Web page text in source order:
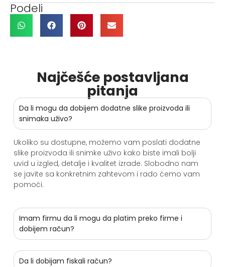
Podeli
Najčešće postavljana
pitanja
Da li mogu da dobijem dodatne slike proizvoda ili
snimaka uživo?
Ukoliko su dostupne, možemo vam poslati dodatne
slike proizvoda ili snimke uživo kako biste imali bolji
uvid u izgled, detalje i kvalitet izrade. Slobodno nam
se javite sa konkretnim zahtevom i rado ćemo vam
pomoći.
Imam firmu da li mogu da platim preko firme i
dobijem račun?
Da li dobijam fiskali račun?